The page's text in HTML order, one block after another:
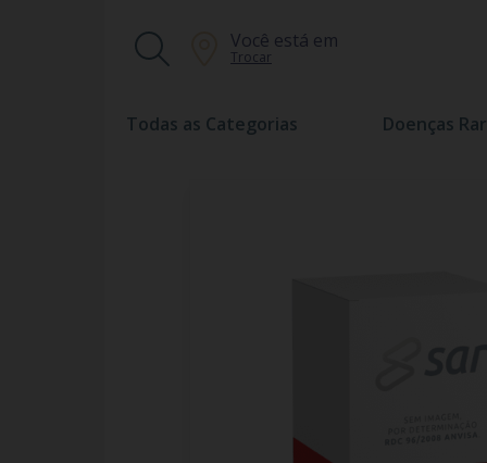
Você está em
Trocar
Todas as Categorias Doenças